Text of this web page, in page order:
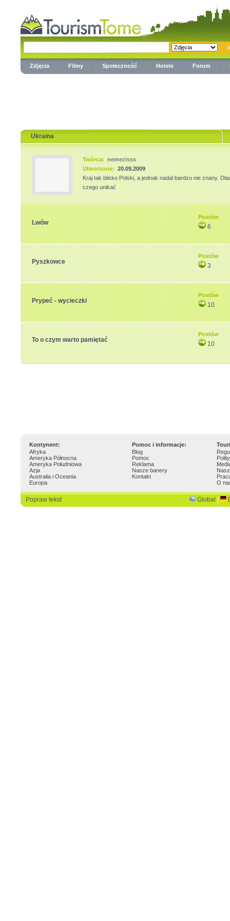
Zdjęcia Filmy Społeczność Hotele Forum
Ukraina
Twórca: nemezisss
Utworzone: 20.09.2009
Kraj tak blisko Polski, a jednak nadal bardzo nie znany.
czego unikać
Lwów
Postów
6
Pyszkowce
Postów
3
Prypeć - wycieczki
Postów
10
To o czym warto pamiętać
Postów
10
Kontynent: Pomoc i informacje:
Afryka
Ameryka Północna
Ameryka Południowa
Azja
Australia i Oceania
Europa
Blog
Pomoc
Reklama
Nasze banery
Kontakt
O
Popraw tekst Global